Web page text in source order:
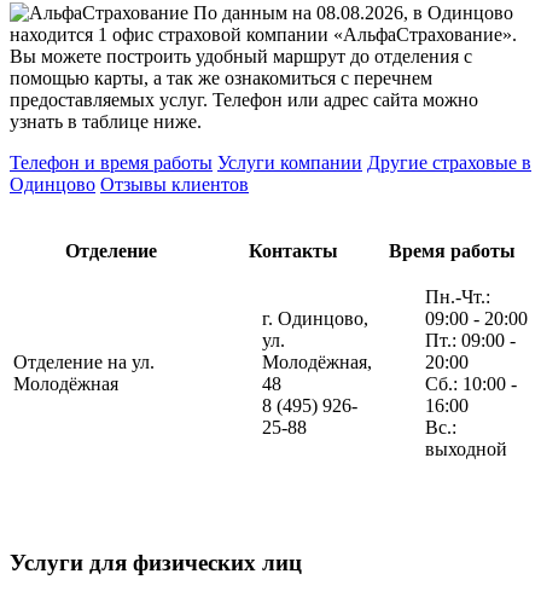
По данным на 08.08.2026, в Одинцово
находится 1 офис страховой компании «АльфаСтрахование».
Вы можете построить удобный маршрут до отделения с
помощью карты, а так же ознакомиться с перечнем
предоставляемых услуг. Телефон или адрес сайта можно
узнать в таблице ниже.
Телефон и время работы Услуги компании Другие страховые в
Одинцово Отзывы клиентов
Отделение Контакты Время работы
Отделение на ул.
Молодёжная
г. Одинцово,
ул.
Молодёжная,
48
8 (495) 926-
25-88
Пн.-Чт.:
09:00 - 20:00
Пт.: 09:00 -
20:00
Сб.: 10:00 -
16:00
Вс.:
выходной
Услуги для физических лиц